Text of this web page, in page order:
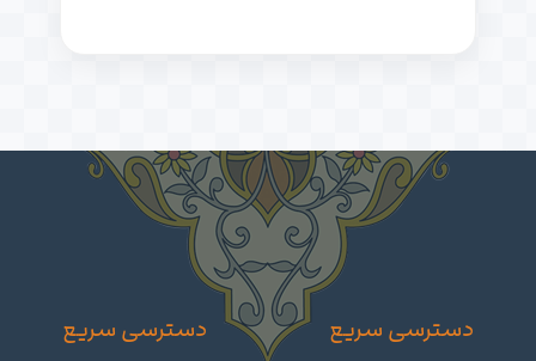
دسترسی سریع دسترسی سریع